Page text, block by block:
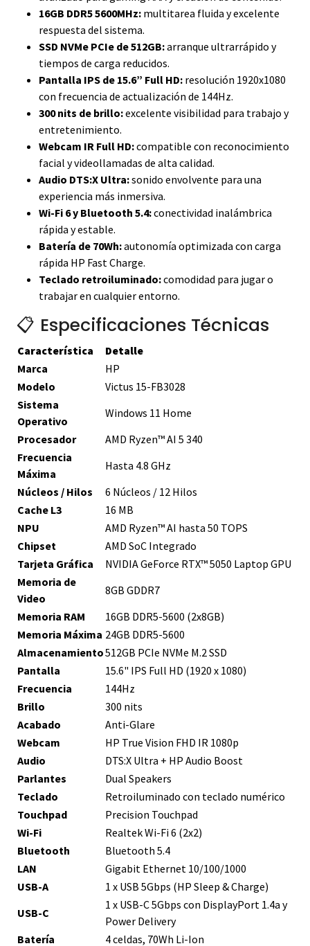
16GB DDR5 5600MHz: multitarea fluida y excelente
respuesta del sistema.
SSD NVMe PCIe de 512GB:arranque ultrarrápido y
tiempos de carga reducidos.
Pantalla IPS de 15.6” Full HD: resolución 1920x1080
con frecuencia de actualización de 144Hz.
300 nits de brillo:excelente visibilidad para trabajo y
entretenimiento.
Webcam IR Full HD:compatible con reconocimiento
facial y videollamadas de alta calidad.
Audio DTS:X Ultra:sonido envolvente para una
experiencia más inmersiva.
Wi-Fi 6 y Bluetooth 5.4:conectividad inalámbrica
rápida y estable.
Batería de 70Wh:autonomía optimizada con carga
rápida HP Fast Charge.
Teclado retroiluminado:comodidad para jugar o
trabajar en cualquier entorno.
📋 Especificaciones Técnicas
Característica
Detalle
Marca
HP
Modelo
Victus 15-FB3028
Sistema
Operativo
Windows 11 Home
Procesador
AMD Ryzen™ AI 5 340
Frecuencia
Máxima
Hasta 4.8 GHz
Núcleos / Hilos
6 Núcleos / 12 Hilos
Cache L3
16 MB
NPU
AMD Ryzen™ AI hasta 50 TOPS
Chipset
AMD SoC Integrado
Tarjeta Gráfica
NVIDIA GeForce RTX™ 5050 Laptop GPU
Memoria de
Video
8GB GDDR7
Memoria RAM
16GB DDR5-5600 (2x8GB)
Memoria Máxima 24GB DDR5-5600
Almacenamiento512GB PCIe NVMe M.2 SSD
Pantalla
15.6" IPS Full HD (1920 x 1080)
Frecuencia
144Hz
Brillo
300 nits
Acabado
Anti-Glare
Webcam
HP True Vision FHD IR 1080p
Audio
DTS:X Ultra + HP Audio Boost
Parlantes
Dual Speakers
Teclado
Retroiluminado con teclado numérico
Touchpad
Precision Touchpad
Wi-Fi
Realtek Wi-Fi 6 (2x2)
Bluetooth
Bluetooth 5.4
LAN
Gigabit Ethernet 10/100/1000
USB-A
1 x USB 5Gbps (HP Sleep & Charge)
USB-C
1 x USB-C 5Gbps con DisplayPort 1.4a y
Power Delivery
Batería
4 celdas, 70Wh Li-Ion